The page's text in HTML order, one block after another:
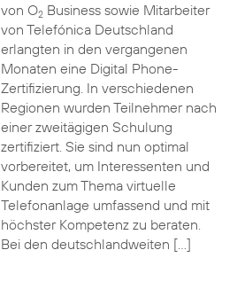
von O2Business sowie Mitarbeiter
von Telefónica Deutschland
erlangten in den vergangenen
Monaten eine Digital Phone-
Zertifizierung. In verschiedenen
Regionen wurden Teilnehmer nach
einer zweitägigen Schulung
zertifiziert. Sie sind nun optimal
vorbereitet, um Interessenten und
Kunden zum Thema virtuelle
Telefonanlage umfassend und mit
höchster Kompetenz zu beraten.
Bei den deutschlandweiten […]